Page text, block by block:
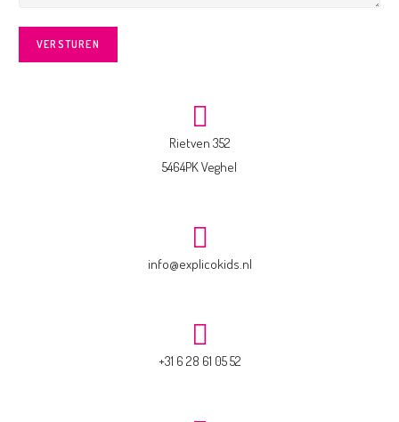
VERSTUREN
Rietven 352
5464PK Veghel
info@explicokids.nl
+31 6 28 61 05 52